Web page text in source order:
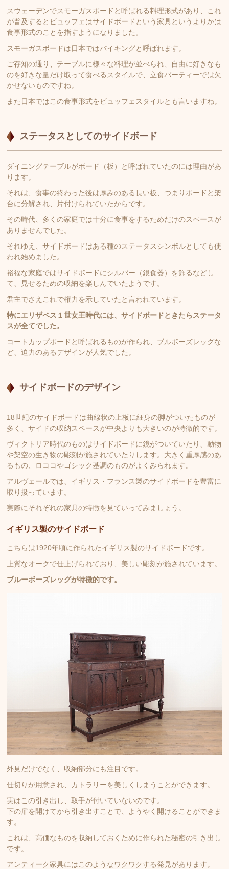
スウェーデンでスモーガスボードと呼ばれる料理形式があり、これ
が普及するとビュッフェはサイドボードという家具というよりかは
食事形式のことを指すようになりました。
スモーガスボードは日本ではバイキングと呼ばれます。
ご存知の通り、テーブルに様々な料理が並べられ、自由に好きなも
のを好きな量だけ取って食べるスタイルで、立食パーティーでは欠
かせないものですね。
また日本ではこの食事形式をビュッフェスタイルとも言いますね。
ステータスとしてのサイドボード
ダイニングテーブルがボード（板）と呼ばれていたのには理由があ
ります。
それは、食事の終わった後は厚みのある長い板、つまりボードと架
台に分解され、片付けられていたからです。
その時代、多くの家庭では十分に食事をするためだけのスペースが
ありませんでした。
それゆえ、サイドボードはある種のステータスシンボルとしても使
われ始めました。
裕福な家庭ではサイドボードにシルバー（銀食器）を飾るなどし
て、見せるための収納を楽しんでいたようです。
君主でさえこれで権力を示していたと言われています。
特にエリザベス１世女王時代には、サイドボードときたらステータ
スが全てでした。
コートカップボードと呼ばれるものが作られ、ブルボーズレッグな
ど、迫力のあるデザインが人気でした。
サイドボードのデザイン
18世紀のサイドボードは曲線状の上板に細身の脚がついたものが
多く、サイドの収納スペースが中央よりも大きいのが特徴的です。
ヴィクトリア時代のものはサイドボードに鏡がついていたり、動物
や架空の生き物の彫刻が施されていたりします。大きく重厚感のあ
るもの、ロココやゴシック基調のものがよくみられます。
アルヴェールでは、イギリス・フランス製のサイドボードを豊富に
取り扱っています。
実際にそれぞれの家具の特徴を見ていってみましょう。
イギリス製のサイドボード
こちらは1920年頃に作られたイギリス製のサイドボードです。
上質なオークで仕上げられており、美しい彫刻が施されています。
ブルーボーズレッグが特徴的です。
外見だけでなく、収納部分にも注目です。
仕切りが用意され、カトラリーを美しくしまうことができます。
実はこの引き出し、取手が付いていないのです。
下の扉を開けてから引き出すことで、ようやく開けることができま
す。
これは、高価なものを収納しておくために作られた秘密の引き出し
です。
アンティーク家具にはこのようなワクワクする発見があります。